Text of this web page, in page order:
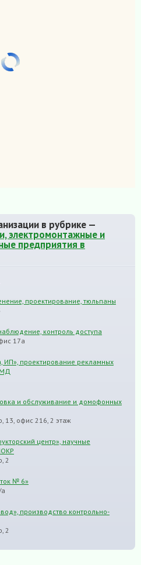
в рубрике —
электромонтажные и
предприятия в
проектирование, тюльпаны
контроль доступа
17а
ИП», проектирование рекламных
и обслуживание и домофонных
13, офис 216, 2 этаж
центр», научные
2
№ 6»
производство контрольно-
2